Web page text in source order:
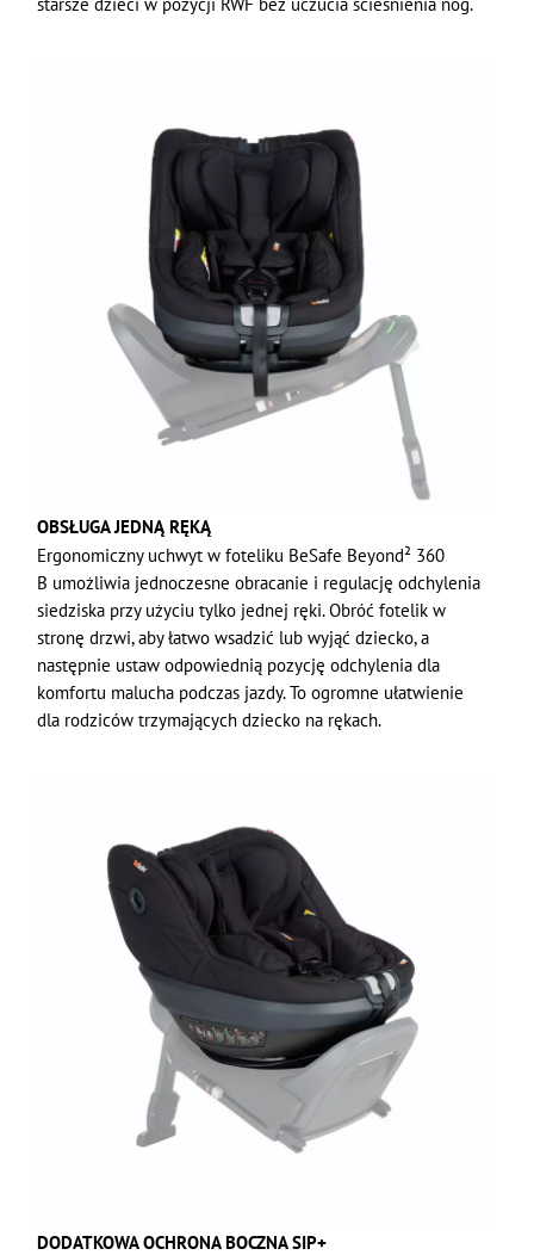
OBSŁUGA JEDNĄ RĘKĄ
Ergonomiczny uchwyt w foteliku BeSafe Beyond² 360
B umożliwia jednoczesne obracanie i regulację odchylenia
siedziska przy użyciu tylko jednej ręki. Obróć fotelik w
stronę drzwi, aby łatwo wsadzić lub wyjąć dziecko, a
następnie ustaw odpowiednią pozycję odchylenia dla
komfortu malucha podczas jazdy. To ogromne ułatwienie
dla rodziców trzymających dziecko na rękach.
DODATKOWA OCHRONA BOCZNA SIP+